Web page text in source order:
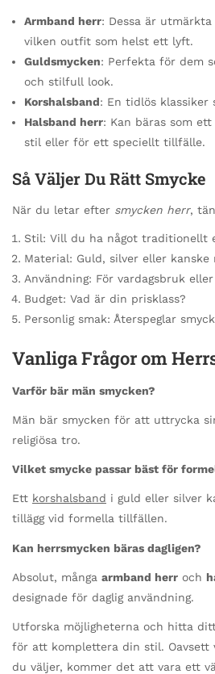
Armband herr: Dessa är utmärkta
vilken outfit som helst ett lyft.
Guldsmycken: Perfekta för dem
och stilfull look.
Korshalsband: En tidlös klassiker
Halsband herr: Kan bäras som
stil eller för ett speciellt tillfälle.
Så Väljer Du Rätt Smycke
När du letar efter smycken herr,
Stil: Vill du ha något traditionellt
Material: Guld, silver eller
Användning: För vardagsbruk
Budget: Vad är din prisklass?
Personlig smak: Återspeglar
Vanliga Frågor om
Varför bär män smycken?
Män bär smycken för att uttrycka
religiösa tro.
Vilket smycke passar bäst för
Ett korshalsband i guld eller silver
tillägg vid formella tillfällen.
Kan herrsmycken bäras dagligen?
Absolut, många armband herr och
designade för daglig användning.
Utforska möjligheterna och hitta
för att komplettera din stil. Oavsett
du väljer, kommer det att vara ett